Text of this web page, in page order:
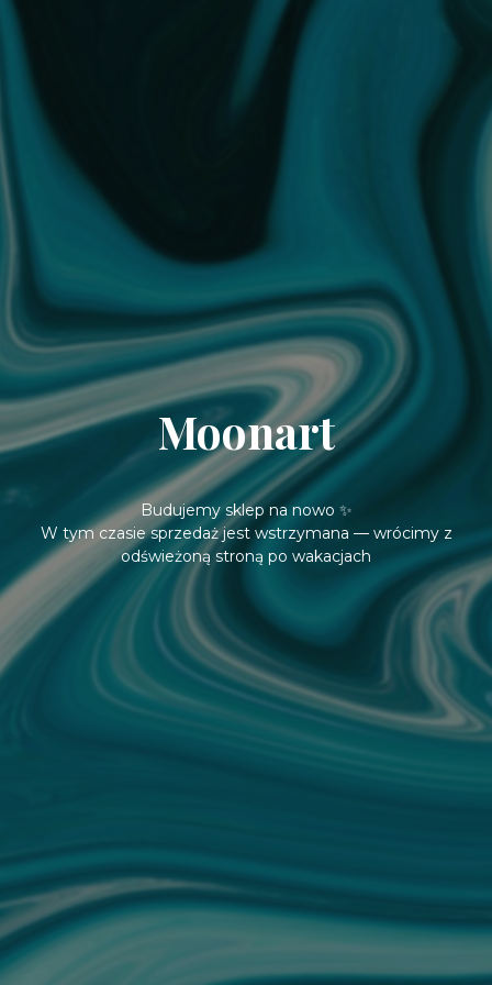
Moonart
Budujemy sklep na nowo ✨
W tym czasie sprzedaż jest wstrzymana — wrócimy z
odświeżoną stroną po wakacjach